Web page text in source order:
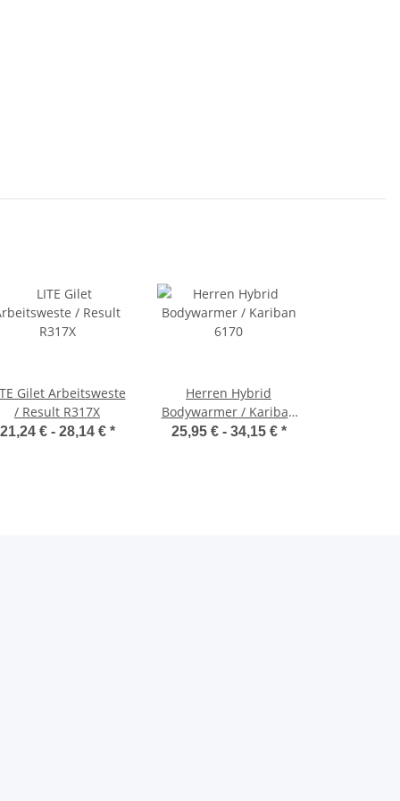
Gilet Arbeitsweste
/ Result R317X
21,24 € - 28,14 € *
Herren Hybrid
Bodywarmer / Kariban
6170
25,95 € - 34,15 € *